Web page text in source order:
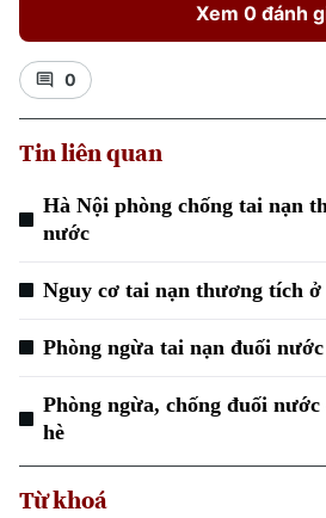
Xu hướng
Xem 0 đánh
0
Tin liên quan
Hà Nội phòng chống tai nạn
nước
Nguy cơ tai nạn thương tích
Phòng ngừa tai nạn đuối
Phòng ngừa, chống đuối
hè
Từ khoá